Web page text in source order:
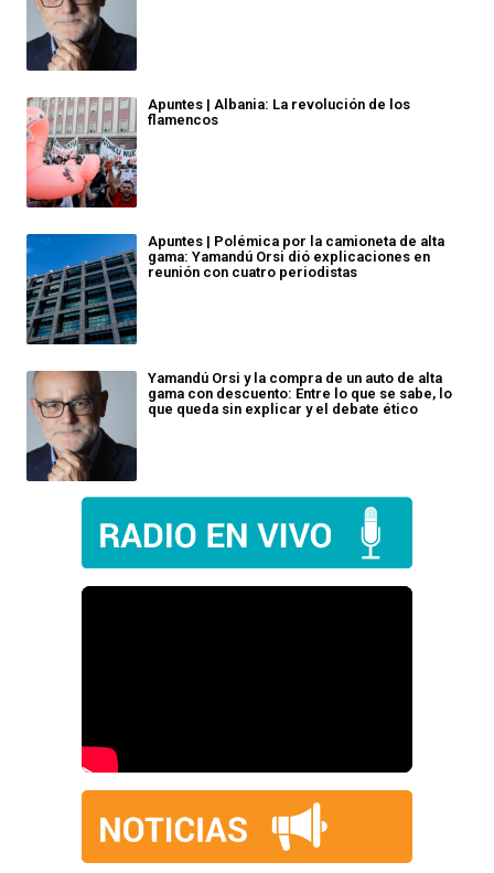
Apuntes | Albania: La revolución de los
flamencos
Apuntes | Polémica por la camioneta de alta
gama: Yamandú Orsi dió explicaciones en
reunión con cuatro periodistas
Yamandú Orsi y la compra de un auto de alta
gama con descuento: Entre lo que se sabe, lo
que queda sin explicar y el debate ético